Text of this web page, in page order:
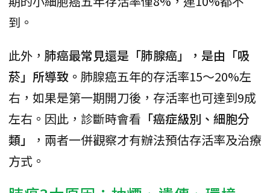
到。
此外， 肺癌最常見還是「肺腺癌」，是由「吸
菸」所導致。 肺腺癌五年的存活率15～20%左
右，如果是第一期開刀後，存活率也可達到9成
左右。因此，診斷時會看 「癌症級別、細胞分
類」
，兩者一併觀察才有辦法預估存活率及治療
方式。